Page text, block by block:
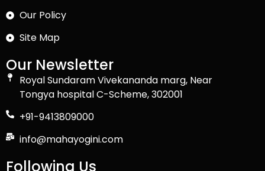
Our Policy
Site Map
Our Newsletter
Royal Sundaram Vivekananda marg, Near
Tongya hospital C-Scheme, 302001
+91-9413809000
info@mahayogini.com
Following Us